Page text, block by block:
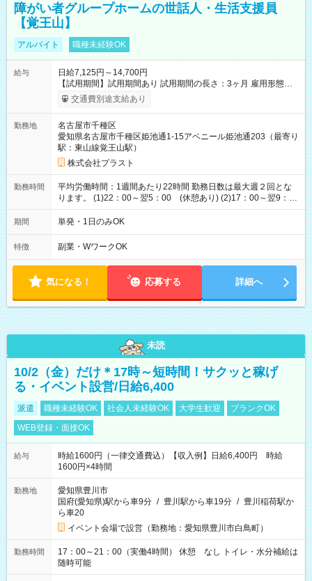
障がい者グループホームの世話人・生活支援員
【覚王山】
アルバイト 職種未経験OK
給与
日給7,125円～14,700円
【試用期間】試用期間あり 試用期間の長さ：3ヶ月 雇用形態、
給与は本採用時と同じです。
交通費別途支給あり
勤務地
名古屋市千種区
愛知県名古屋市千種区姫池通1-15アベニール姫池通203（最寄り
駅：東山線覚王山駅）
株式会社プラスト
勤務時間
平均労働時間：1週間あたり22時間 勤務日数は最大週２回とな
ります。 (1)22：00～翌5：00 (休憩あり) (2)17：00～翌9：
00 (休憩あり) ３６協定提出済 平均労働時間：1週間あたり22
時間 勤務日数は最大週２回となります。 (1)22：00～翌5：00
期間 単発・1日のみOK
特徴 副業・WワークOK
気になる！ 応募する 詳細へ
未読
10/2（金）だけ＊17時～短時間！サクッと稼げ
る・イベント設営/日給6,400
派遣 職種未経験OK 社会人未経験OK 大学生歓迎
ブランクOK
WEB登録・面接OK
給与
時給1600円（一律交通費込）【収入例】日給6,400円 時給
1600円×4時間
勤務地
愛知県豊川市
国府(愛知県)駅から車9分 / 豊川駅から車19分 / 豊川稲荷駅か
ら車20
イベント会場で設営（勤務地：愛知県豊川市白鳥町）
勤務時間
17：00～21：00（実働4時間） 休憩 なし トイレ・水分補給は
随時可能